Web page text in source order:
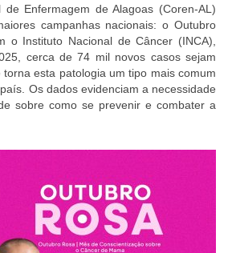
e Prestação de Contas
Triênio 2027-2029
presidente
de Enfermagem de Alagoas (Coren-AL)
campanhas nacionais: o Outubro
o Instituto Nacional de Câncer (INCA),
cerca de 74 mil novos casos sejam
esta patologia um tipo mais comum
Os dados evidenciam a necessidade
sobre como se prevenir e combater a